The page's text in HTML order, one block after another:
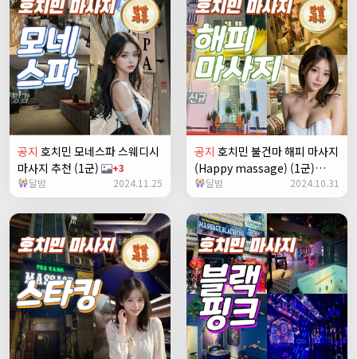
공지 호치민 모네스파 스웨디시
마사지 추천 (1군)
+3
달밤
2024.11.25
공지 호치민 불건마 해피 마사지
(Happy massage) (1군)
+23
달밤 2024.10.31